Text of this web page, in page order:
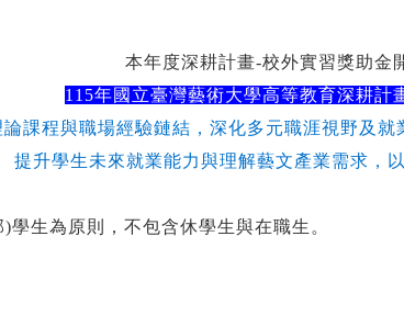
本年度深耕計畫-校外實習獎助金
115年國立臺灣藝術大學高等教育深耕計
課程與職場經驗鏈結，深化多元職涯視野及就
提升學生未來就業能力與理解藝文產業需求，
生為原則，不包含休學生與在職生。